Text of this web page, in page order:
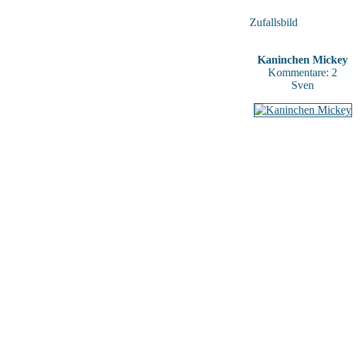
Zufallsbild
Kaninchen Mickey
Kommentare: 2
Sven